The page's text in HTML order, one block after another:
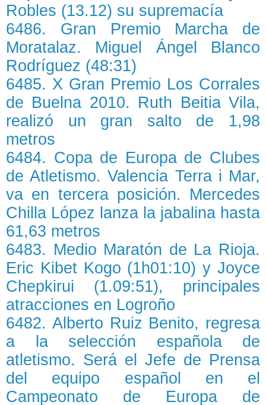
Robles (13.12) su supremacía
6486. Gran Premio Marcha de
Moratalaz. Miguel Ángel Blanco
Rodríguez (48:31)
6485. X Gran Premio Los Corrales
de Buelna 2010. Ruth Beitia Vila,
realizó un gran salto de 1,98
metros
6484. Copa de Europa de Clubes
de Atletismo. Valencia Terra i Mar,
va en tercera posición. Mercedes
Chilla López lanza la jabalina hasta
61,63 metros
6483. Medio Maratón de La Rioja.
Eric Kibet Kogo (1h01:10) y Joyce
Chepkirui (1.09:51), principales
atracciones en Logroño
6482. Alberto Ruiz Benito, regresa
a la selección española de
atletismo. Será el Jefe de Prensa
del equipo español en el
Campeonato de Europa de